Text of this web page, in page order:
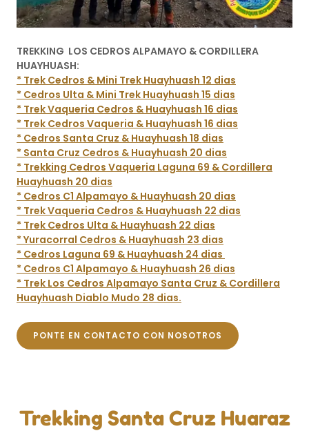
TREKKING LOS CEDROS ALPAMAYO & CORDILLERA
HUAYHUASH:
* Trek Cedros & Mini Trek Huayhuash 12 dias
* Cedros Ulta & Mini Trek Huayhuash 15 dias
* Trek Vaqueria Cedros & Huayhuash 16 dias
* Trek Cedros Vaqueria & Huayhuash 16 dias
* Cedros Santa Cruz & Huayhuash 18 dias
* Santa Cruz Cedros & Huayhuash 20 dias
* Trekking Cedros Vaqueria Laguna 69 & Cordillera
Huayhuash 20 dias
* Cedros C1 Alpamayo & Huayhuash 20 dias
* Trek Vaqueria Cedros & Huayhuash 22 dias
* Trek Cedros Ulta & Huayhuash 22 dias
* Yuracorral Cedros & Huayhuash 23 dias
* Cedros Laguna 69 & Huayhuash 24 dias
* Cedros C1 Alpamayo & Huayhuash 26 dias
* Trek Los Cedros Alpamayo Santa Cruz & Cordillera
Huayhuash Diablo Mudo 28 dias.
PONTE EN CONTACTO CON NOSOTROS
Trekking Santa Cruz Huaraz